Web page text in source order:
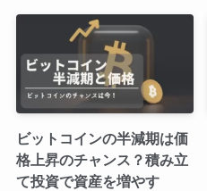
ビットコインの半減期は価
格上昇のチャンス？積み立
て投資で資産を増やす